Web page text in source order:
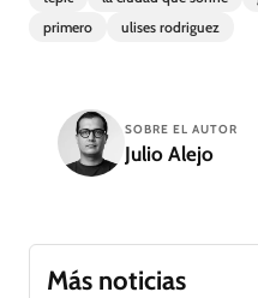
primero
ulises rodriguez
SOBRE EL AUTOR
Julio Alejo
Más noticias